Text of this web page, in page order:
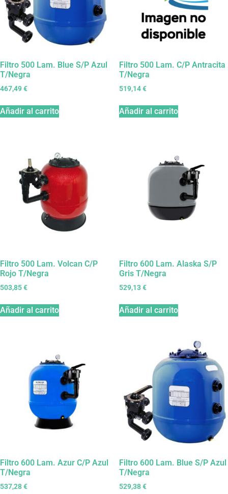
Filtro 500 Lam. Blue S/P Azul
T/Negra
467,49€
Añadir al carrito
Filtro 500 Lam. C/P Antracita
T/Negra
519,14€
Añadir al carrito
Filtro 500 Lam. Volcan C/P
Rojo T/Negra
503,85€
Añadir al carrito
Filtro 600 Lam. Alaska S/P
Gris T/Negra
529,13€
Añadir al carrito
Filtro 600 Lam. Azur C/P Azul
T/Negra
537,28€
Filtro 600 Lam. Blue S/P Azul
T/Negra
529,38€